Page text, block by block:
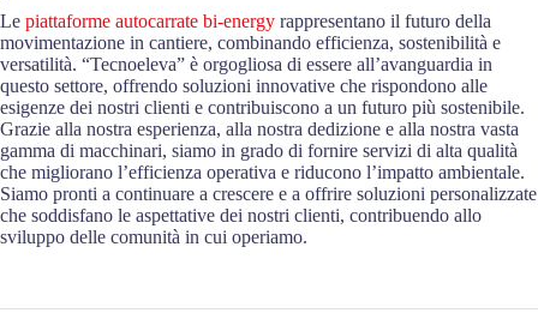
Le piattaforme autocarrate bi-energy rappresentano il futuro della
movimentazione in cantiere, combinando efficienza, sostenibilità e
versatilità. “Tecnoeleva” è orgogliosa di essere all’avanguardia in
questo settore, offrendo soluzioni innovative che rispondono alle
esigenze dei nostri clienti e contribuiscono a un futuro più sostenibile.
Grazie alla nostra esperienza, alla nostra dedizione e alla nostra vasta
gamma di macchinari, siamo in grado di fornire servizi di alta qualità
che migliorano l’efficienza operativa e riducono l’impatto ambientale.
Siamo pronti a continuare a crescere e a offrire soluzioni personalizzate
che soddisfano le aspettative dei nostri clienti, contribuendo allo
sviluppo delle comunità in cui operiamo.